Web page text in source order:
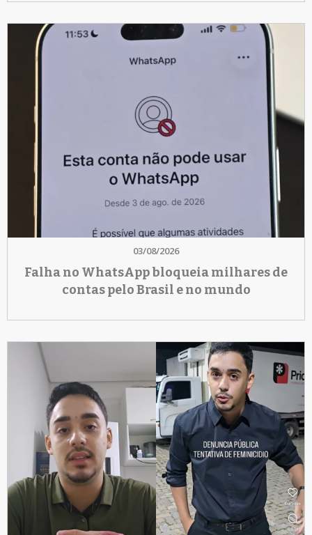
03/08/2026
Falha no WhatsApp bloqueia milhares de
contas pelo Brasil e no mundo